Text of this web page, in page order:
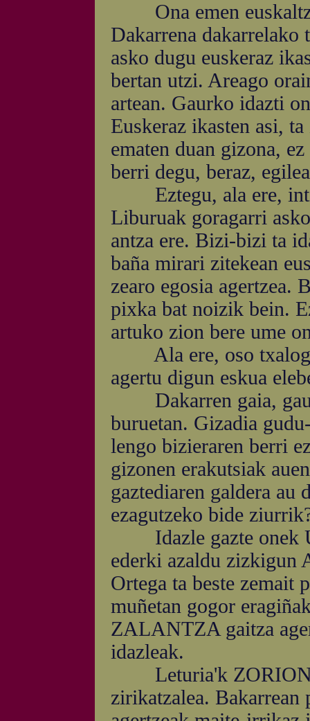
Ona emen
Dakarrena dakarrelako
asko dugu euskeraz
bertan utzi. Areago
artean. Gaurko idazti
Euskeraz ikasten asi,
ematen duan gizona,
berri degu, beraz,
Eztegu, ala ere,
Liburuak goragarri
antza ere. Bizi-bizi ta
baña mirari zitekean
zearo egosia agertzea.
pixka bat noizik bein.
artuko zion bere ume
Ala ere, oso
agertu digun eskua
Dakarren gaia,
buruetan. Gizadia
lengo bizieraren berri
gizonen erakutsiak
gaztediaren galdera au
ezagutzeko bide
Idazle gazte onek
ederki azaldu zizkigun
Ortega ta beste zemait
muñetan gogor
ZALANTZA gaitza
idazleak.
Leturia'k ZORIONA
zirikatzalea. Bakarrean